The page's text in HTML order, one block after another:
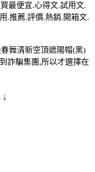
最便宜.心得文.試用文.
.推薦.評價.熱銷.開箱文.
舞清新空頂遮陽帽(黑)
詐騙集團,所以才選擇在